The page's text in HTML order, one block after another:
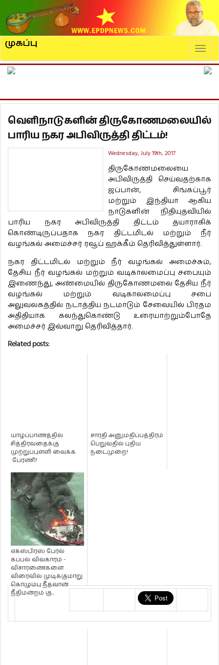
முகப்பு
வெளிநாடுகளின் திருகோணமலையில்
பாரிய நகர அபிவிருத்தி திட்டம்!
Wednesday, July 19th, 2017
திருகோணமலையை
அபிவிருத்தி செய்வதற்காக
ஜப்பான், சிங்கப்பூர்
மற்றும் இந்தியா ஆகிய
நாடுகளின் நிதியுதவியில்
பாரிய நகர அபிவிருத்தி திட்டம் தயாராகிக்
கொண்டிருப்பதாக நகர திட்டமிடல் மற்றும் நீர்
வழங்கல் அமைச்சர் ரவூப் ஹக்கீம் தெரிவித்துள்ளார்.
நகர திட்டமிடல் மற்றும் நீர் வழங்கல் அமைச்சும்,
தேசிய நீர் வழங்கல் மற்றும் வடிகாலமைப்பு சபையும்
இணைந்து, அண்மையில் திருகோணமலை தேசிய நீர்
வழங்கல் மற்றும் வடிகாலமைப்பு சபை
அலுவலகத்தில் நடாத்திய நடமாடும் சேவையில் பிரதம
அதிதியாக கலந்துகொண்டு உரையாற்றும்போதே
அமைச்சர் இவ்வாறு தெரிவித்தார்.
Related posts:
யாழ்ப்பாணத்தில்
சித்திரவதைக்கு
முற்றுப்புள்ளி வைக்க
பேரணி!
சாரதி அனுமதிப்பத்திரம்
பெறுவதில் புதிய
நடைமுறை!
எக்ஸ்பிரஸ் பேர்ல்
கப்பல் விவகாரம் -
விசாரணைகளை
விரைவில் முடிக்குமாறு
கொழும்பு நீதவான்
நீதிமன்றம் கு...